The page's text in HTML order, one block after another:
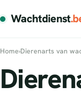
Wachtdienst
Home›Dierenarts van